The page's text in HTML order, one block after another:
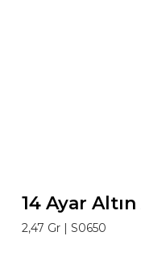
14 Ayar
2,47 Gr | S0650